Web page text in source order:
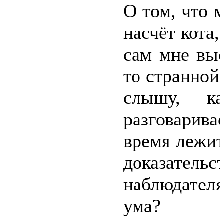
О том, что
насчёт
сам мне
то
слышу,
время
ума?